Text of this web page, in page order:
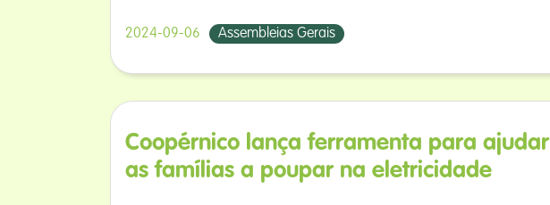
2024-09-06 Assembleias Gerais
Coopérnico lança ferramenta para ajudar
as famílias a poupar na eletricidade